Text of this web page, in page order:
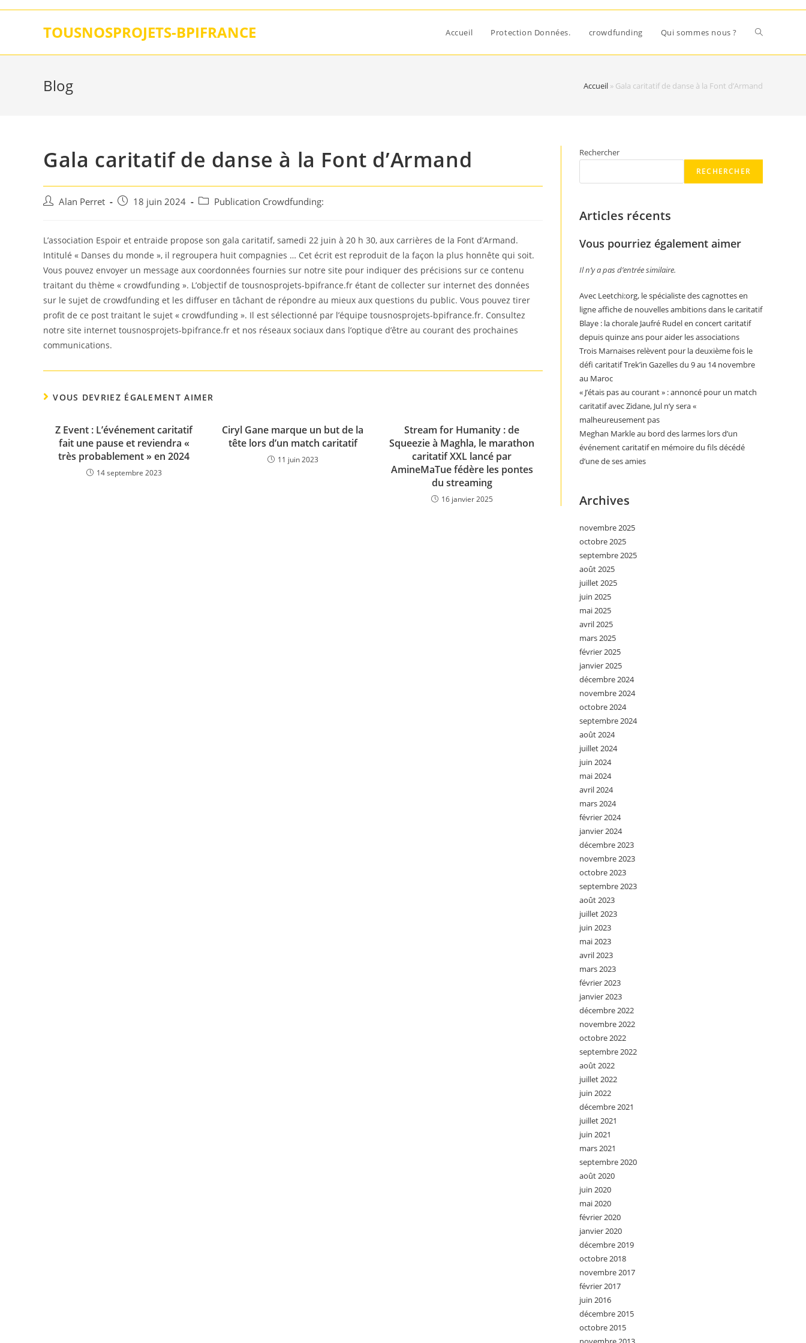
Skip
TOUSNOSPROJETS-BPIFRANCE Accueil Protection Données. crowdfunding Qui sommes nous ?
Blog Accueil » Gala caritatif de danse à la Font d’Armand
Gala caritatif de danse à la Font d’Armand
Auteur/autrice
publication :
Alan Perret
Post 18 juin 2024
Post Publication Crowdfunding:
L’association Espoir et entraide propose son gala caritatif, samedi 22 juin à 20 h 30, aux carrières de la Font d’Armand.
Intitulé « Danses du monde », il regroupera huit compagnies … Cet écrit est reproduit de la façon la plus honnête qui soit.
Vous pouvez envoyer un message aux coordonnées fournies sur notre site pour indiquer des précisions sur ce contenu
traitant du thème « crowdfunding ». L’objectif de tousnosprojets-bpifrance.fr étant de collecter sur internet des données
sur le sujet de crowdfunding et les diffuser en tâchant de répondre au mieux aux questions du public. Vous pouvez tirer
profit de ce post traitant le sujet « crowdfunding ». Il est sélectionné par l’équipe tousnosprojets-bpifrance.fr. Consultez
notre site internet tousnosprojets-bpifrance.fr et nos réseaux sociaux dans l’optique d’être au courant des prochaines
communications.
VOUS DEVRIEZ ÉGALEMENT AIMER
Z Event : L’événement caritatif
fait une pause et reviendra «
très probablement » en 2024
14 septembre 2023
Ciryl Gane marque un but de la
tête lors d’un match caritatif
11 juin 2023
Stream for Humanity : de
Squeezie à Maghla, le marathon
caritatif XXL lancé par
AmineMaTue fédère les pontes
du streaming
16 janvier 2025
Rechercher
RECHERCHER
Articles récents
Vous pourriez également aimer
Il n’y a pas d’entrée similaire.
Avec Leetchi:org, le spécialiste des cagnottes en
ligne affiche de nouvelles ambitions dans le caritatif
Blaye : la chorale Jaufré Rudel en concert caritatif
depuis quinze ans pour aider les associations
Trois Marnaises relèvent pour la deuxième fois le
défi caritatif Trek’in Gazelles du 9 au 14 novembre
au Maroc
« J’étais pas au courant » : annoncé pour un match
caritatif avec Zidane, Jul n’y sera «
malheureusement pas
Meghan Markle au bord des larmes lors d’un
événement caritatif en mémoire du fils décédé
d’une de ses amies
Archives
novembre 2025
octobre 2025
septembre 2025
août 2025
juillet 2025
juin 2025
mai 2025
avril 2025
mars 2025
février 2025
janvier 2025
décembre 2024
novembre 2024
octobre 2024
septembre 2024
août 2024
juillet 2024
juin 2024
mai 2024
avril 2024
mars 2024
février 2024
janvier 2024
décembre 2023
novembre 2023
octobre 2023
septembre 2023
août 2023
juillet 2023
juin 2023
mai 2023
avril 2023
mars 2023
février 2023
janvier 2023
décembre 2022
novembre 2022
octobre 2022
septembre 2022
août 2022
juillet 2022
juin 2022
décembre 2021
juillet 2021
juin 2021
mars 2021
septembre 2020
août 2020
juin 2020
mai 2020
février 2020
janvier 2020
décembre 2019
octobre 2018
novembre 2017
février 2017
juin 2016
décembre 2015
octobre 2015